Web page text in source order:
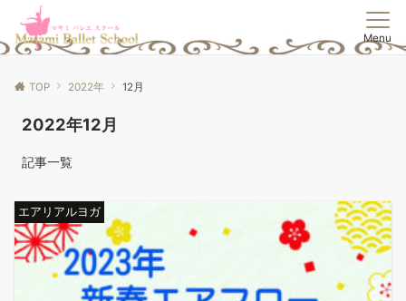
Menu
TOP 2022年 12月
2022年12月
記事一覧
エアリアルヨガ